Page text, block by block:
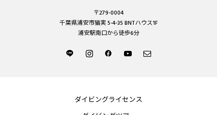
〒279-0004
千葉県浦安市猫実 5-4-35 BNTハウス1F
浦安駅南口から徒歩6分
ダイビングライセンス